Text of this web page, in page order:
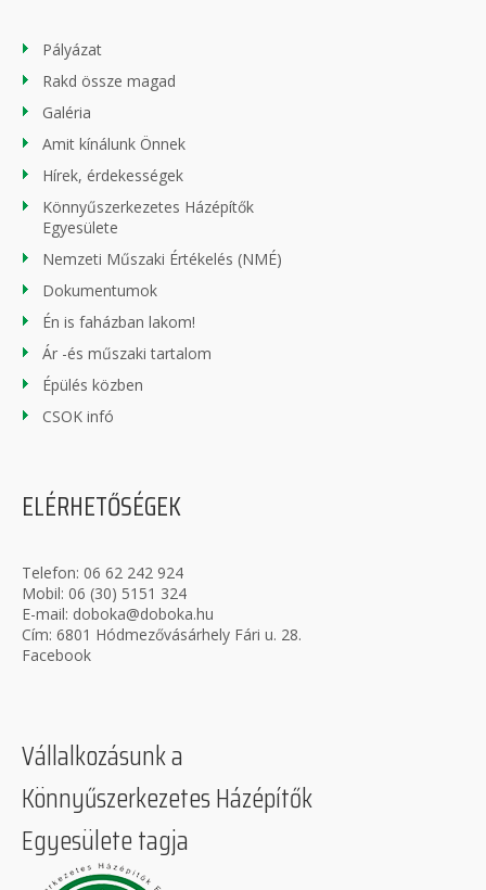
Pályázat
Rakd össze magad
Galéria
Amit kínálunk Önnek
Hírek, érdekességek
Könnyűszerkezetes Házépítők
Egyesülete
Nemzeti Műszaki Értékelés (NMÉ)
Dokumentumok
Én is faházban lakom!
Ár -és műszaki tartalom
Épülés közben
CSOK infó
ELÉRHETŐSÉGEK
Telefon: 06 62 242 924
Mobil: 06 (30) 5151 324
E-mail: doboka@doboka.hu
Cím: 6801 Hódmezővásárhely Fári u. 28.
Facebook
Vállalkozásunk a
Könnyűszerkezetes Házépítők
Egyesülete tagja